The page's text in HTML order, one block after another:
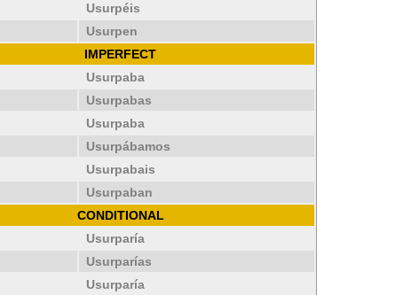
Usurpéis
Usurpen
IMPERFECT
Usurpaba
Usurpabas
Usurpaba
Usurpábamos
Usurpabais
Usurpaban
CONDITIONAL
Usurparía
Usurparías
Usurparía